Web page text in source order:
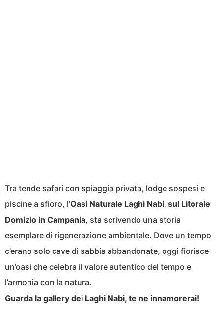
Tra tende safari con spiaggia privata, lodge sospesi e
piscine a sfioro, l’Oasi Naturale Laghi Nabi, sul Litorale
Domizio in Campania, sta scrivendo una storia
esemplare di rigenerazione ambientale. Dove un tempo
c’erano solo cave di sabbia abbandonate, oggi fiorisce
un’oasi che celebra il valore autentico del tempo e
l’armonia con la natura.
Guarda la gallery dei Laghi Nabi, te ne innamorerai!